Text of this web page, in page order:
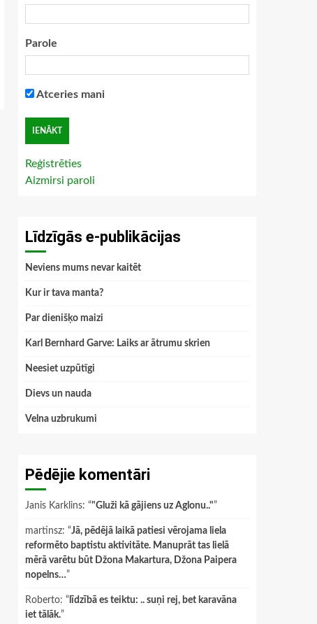
Parole
Atceries mani
Reģistrēties
Aizmirsi paroli
Līdzīgās e-publikācijas
Neviens mums nevar kaitēt
Kur ir tava manta?
Par dienišķo maizi
Karl Bernhard Garve: Laiks ar ātrumu skrien
Neesiet uzpūtīgi
Dievs un nauda
Velna uzbrukumi
Pēdējie komentāri
Janis Karklins: “"Gluži kā gājiens uz Aglonu.."”
martinsz: “Jā, pēdējā laikā patiesi vērojama liela
reformēto baptistu aktivitāte. Manuprāt tas lielā
mērā varētu būt Džona Makartura, Džona Paipera
nopelns…”
Roberto: “ līdzībā es teiktu: .. suņi rej, bet karavāna
iet tālāk.”